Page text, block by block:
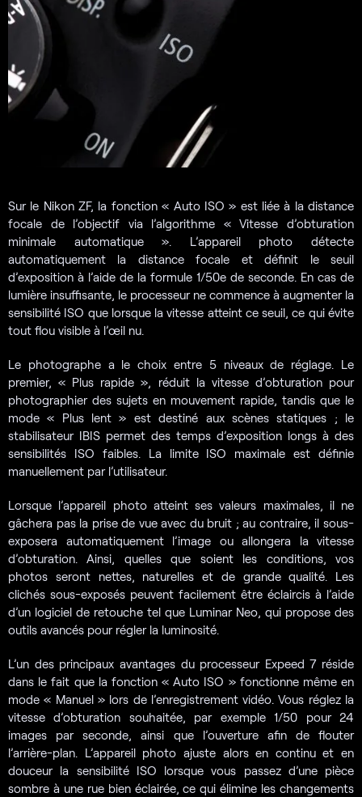
Sur le Nikon ZF, la fonction « Auto ISO » est liée à la distance
focale de l’objectif via l’algorithme « Vitesse d’obturation
minimale automatique ». L’appareil photo détecte
automatiquement la distance focale et définit le seuil
d’exposition à l’aide de la formule 1/50e de seconde. En cas de
lumière insuffisante, le processeur ne commence à augmenter la
sensibilité ISO que lorsque la vitesse atteint ce seuil, ce qui évite
tout flou visible à l’œil nu.
Le photographe a le choix entre 5 niveaux de réglage. Le
premier, « Plus rapide », réduit la vitesse d’obturation pour
photographier des sujets en mouvement rapide, tandis que le
mode « Plus lent » est destiné aux scènes statiques ; le
stabilisateur IBIS permet des temps d’exposition longs à des
sensibilités ISO faibles. La limite ISO maximale est définie
manuellement par l’utilisateur.
Lorsque l’appareil photo atteint ses valeurs maximales, il ne
gâchera pas la prise de vue avec du bruit ; au contraire, il sous-
exposera automatiquement l’image ou allongera la vitesse
d’obturation. Ainsi, quelles que soient les conditions, vos
photos seront nettes, naturelles et de grande qualité. Les
clichés sous-exposés peuvent facilement être éclaircis à l’aide
d’un logiciel de retouche tel que Luminar Neo, qui propose des
outils avancés pour régler la luminosité.
L’un des principaux avantages du processeur Expeed 7 réside
dans le fait que la fonction « Auto ISO » fonctionne même en
mode « Manuel » lors de l’enregistrement vidéo. Vous réglez la
vitesse d’obturation souhaitée, par exemple 1/50 pour 24
images par seconde, ainsi que l’ouverture afin de flouter
l’arrière-plan. L’appareil photo ajuste alors en continu et en
douceur la sensibilité ISO lorsque vous passez d’une pièce
sombre à une rue bien éclairée, ce qui élimine les changements